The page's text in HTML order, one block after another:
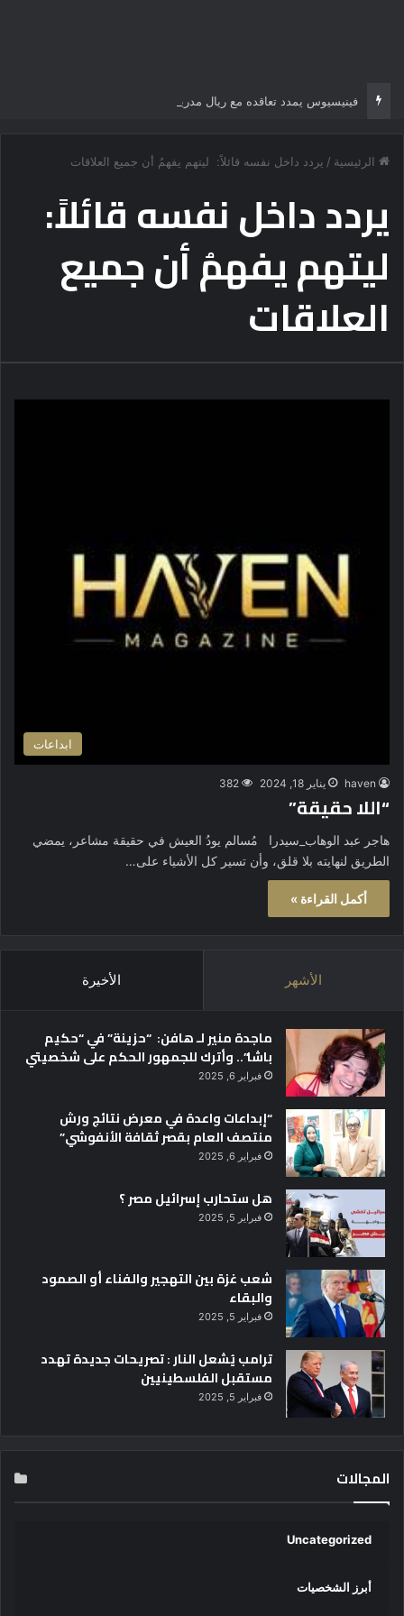
فينيسيوس يمدد تعاقده مع ريال مدريد
الرئيسية / يردد داخل نفسه قائلاً: ليتهم يفهمُ أن جميع العلاقات
يردد داخل نفسه قائلاً:
ليتهم يفهمُ أن جميع
العلاقات
ابداعات
haven يناير 18, 2024 382
“اللا حقيقة”
هاجر عبد الوهاب_سيدرا مُسالم يودُ العيش في حقيقة مشاعر، يمضي
الطريق لنهايته بلا قلق، وأن تسير كل الأشياء على…
أكمل القراءة »
الأشهر الأخيرة
ماجدة منير لـ هافن: “حزينة” في “حكيم
باشا”.. وأترك للجمهور الحكم على شخصيتي
فبراير 6, 2025
“إبداعات واعدة في معرض نتائج ورش
منتصف العام بقصر ثقافة الأنفوشي”
فبراير 6, 2025
هل ستحارب إسرائيل مصر ؟
فبراير 5, 2025
شعب غزة بين التهجير والفناء أو الصمود
والبقاء
فبراير 5, 2025
ترامب يُشعل النار : تصريحات جديدة تهدد
مستقبل الفلسطينيين
فبراير 5, 2025
المجالات
Uncategorized
أبرز الشخصيات